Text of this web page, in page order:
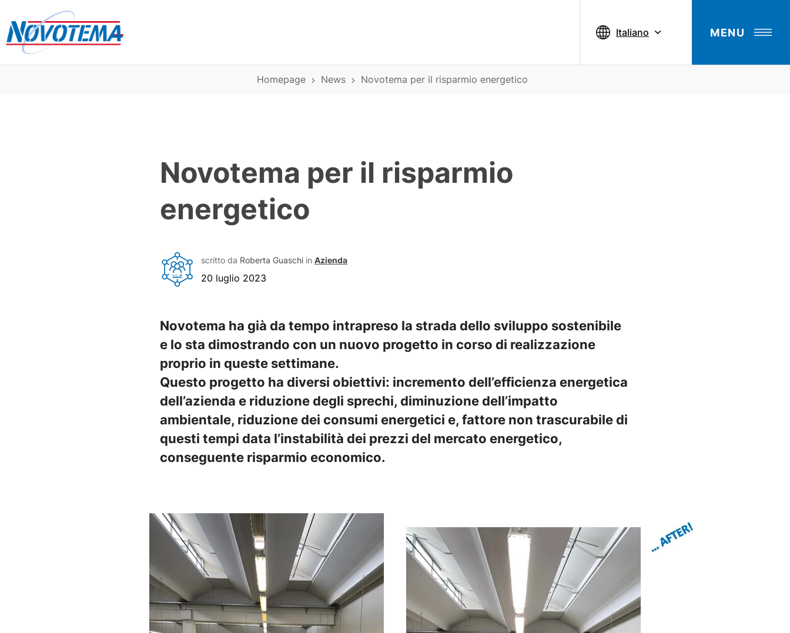
Italiano MENU
Homepage News Novotema per il risparmio energetico
Novotema per il risparmio
energetico
scritto da Roberta Guaschi in Azienda
20 luglio 2023
Novotema ha già da tempo intrapreso la strada dello sviluppo sostenibile
e lo sta dimostrando con un nuovo progetto in corso di realizzazione
proprio in queste settimane.
Questo progetto ha diversi obiettivi: incremento dell’efficienza energetica
dell’azienda e riduzione degli sprechi, diminuzione dell’impatto
ambientale, riduzione dei consumi energetici e, fattore non trascurabile di
questi tempi data l’instabilità dei prezzi del mercato energetico,
conseguente risparmio economico.